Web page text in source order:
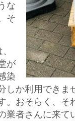
な
そ
が
染
しか利用できま
。おそらく、そ
業者さんに来て